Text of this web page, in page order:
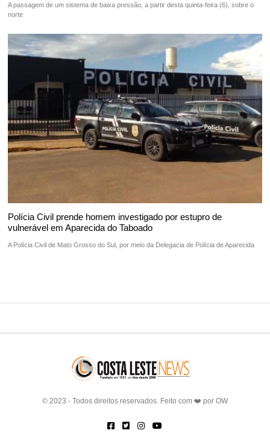
A passagem de um sistema de baixa pressão, a partir desta quinta-feira (6), sobre o
norte
Polícia Civil prende homem investigado por estupro de
vulnerável em Aparecida do Taboado
A Polícia Civil de Mato Grosso do Sul, por meio da Delegacia de Polícia de Aparecida
© 2023 - Todos direitos reservados. Feito com ❤️ por OW